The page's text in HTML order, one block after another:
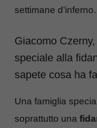
settimane d’inferno.
Giacomo
speciale alla
sapete cosa ha
Una famiglia
soprattutto una